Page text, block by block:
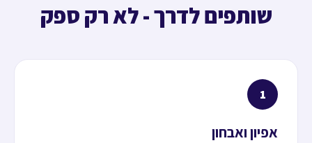
שותפים לדרך - לא רק ספק
1
אפיון ואבחון